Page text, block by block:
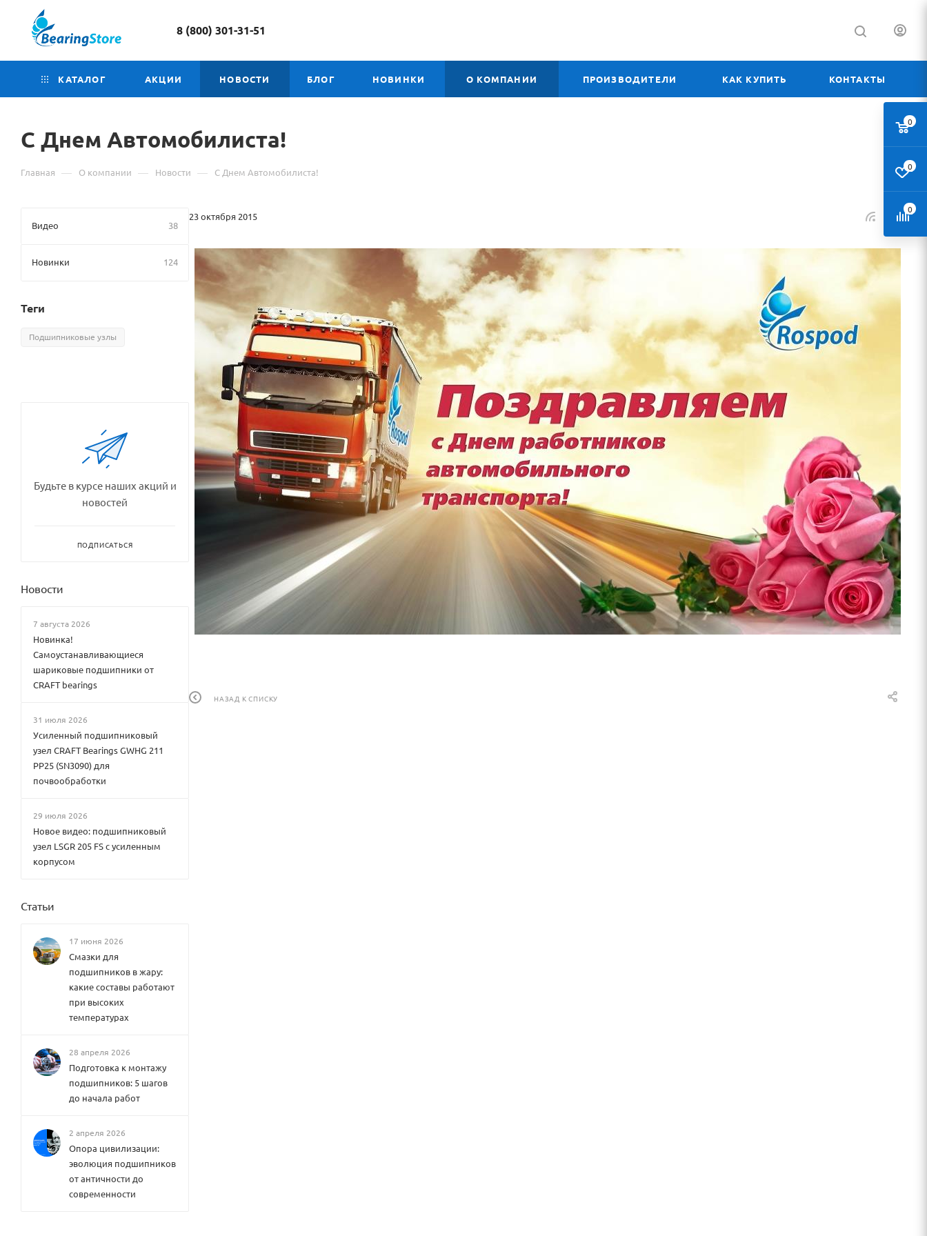
8 (800) 301-31-51
КАТАЛОГ АКЦИИ НОВОСТИ БЛОГ НОВИНКИ О КОМПАНИИ ПРОИЗВОДИТЕЛИ КАК КУПИТЬ КОНТАКТЫ
С Днем Автомобилиста!
Главная — О компании — Новости — С Днем Автомобилиста!
23 октября 2015
НАЗАД К СПИСКУ
Видео 38
Новинки 124
Теги
Подшипниковые узлы
Будьте в курсе наших акций и
новостей
ПОДПИСАТЬСЯ
Новости
7 августа 2026
Новинка!
Самоустанавливающиеся
шариковые подшипники от
CRAFT bearings
31 июля 2026
Усиленный подшипниковый
узел CRAFT Bearings GWHG 211
PP25 (SN3090) для
почвообработки
29 июля 2026
Новое видео: подшипниковый
узел LSGR 205 FS с усиленным
корпусом
Статьи
17 июня 2026
Смазки для
подшипников в жару:
какие составы работают
при высоких
температурах
28 апреля 2026
Подготовка к монтажу
подшипников: 5 шагов
до начала работ
2 апреля 2026
Опора цивилизации:
эволюция подшипников
от античности до
современности
0
0
0